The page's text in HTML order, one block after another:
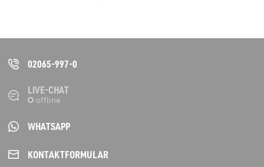
02065-997-0
LIVE-CHAT
WHATSAPP
KONTAKT­FORMULAR